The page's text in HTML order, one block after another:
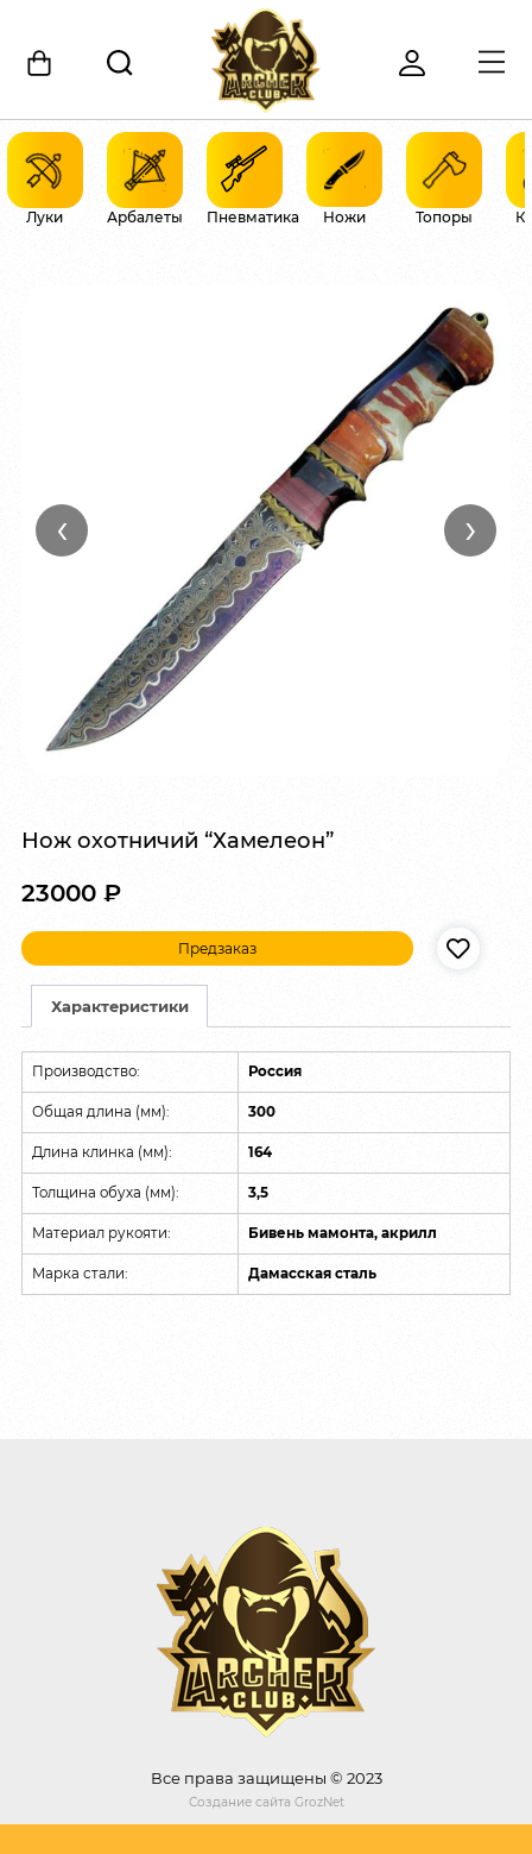
Луки Арбалеты Пневматика Ножи Топоры
‹ ›
Нож охотничий “Хамелеон”
23000 ₽
Предзаказ
Характеристики
Производство: Россия
Общая длина (мм): 300
Длина клинка (мм): 164
Толщина обуха (мм): 3,5
Материал рукояти: Бивень мамонта, акрилл
Марка стали: Дамасская сталь
Все права защищены © 2023
Создание сайта GrozNet